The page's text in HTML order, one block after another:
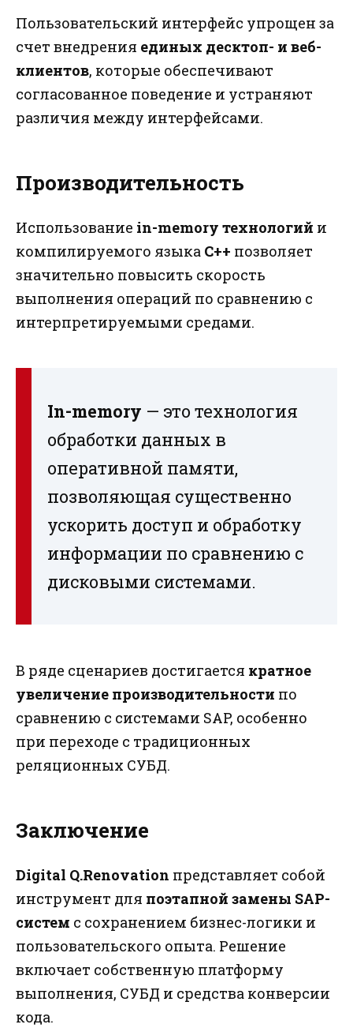
Пользовательский интерфейс упрощен за
счет внедрения единых десктоп- и веб-
клиентов, которые обеспечивают
согласованное поведение и устраняют
различия между интерфейсами.
Производительность
Использование in-memory технологий и
компилируемого языка C++ позволяет
значительно повысить скорость
выполнения операций по сравнению с
интерпретируемыми средами.
In-memory — это технология
обработки данных в
оперативной памяти,
позволяющая существенно
ускорить доступ и обработку
информации по сравнению с
дисковыми системами.
В ряде сценариев достигается кратное
увеличение производительности по
сравнению с системами SAP, особенно
при переходе с традиционных
реляционных СУБД.
Заключение
Digital Q.Renovation представляет собой
инструмент для поэтапной замены SAP-
систем с сохранением бизнес-логики и
пользовательского опыта. Решение
включает собственную платформу
выполнения, СУБД и средства конверсии
кода.